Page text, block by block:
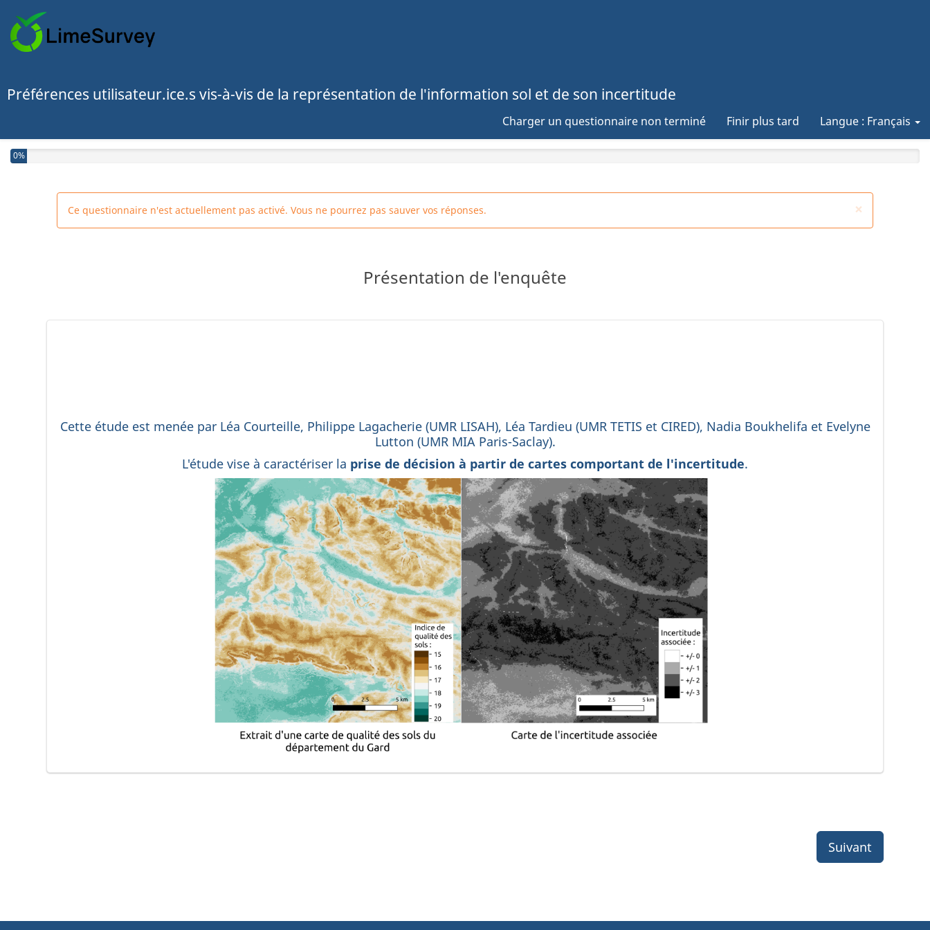
Préférences utilisateur.ice.s vis-à-vis de la représentation de l'information sol et de son incertitude
Charger un questionnaire non terminé Finir plus tard Langue : Français
0%
×
Ce questionnaire n'est actuellement pas activé. Vous ne pourrez pas sauver vos réponses.
Présentation de l'enquête
Cette étude est menée par Léa Courteille, Philippe Lagacherie (UMR LISAH), Léa Tardieu (UMR TETIS et CIRED), Nadia Boukhelifa et Evelyne
Lutton (UMR MIA Paris-Saclay).
L'étude vise à caractériser la prise de décision à partir de cartes comportant de l'incertitude.
Suivant